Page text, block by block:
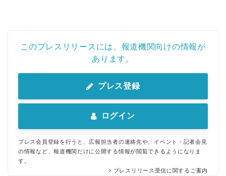
このプレスリリースには、報道機関向けの情報が
あります。
プレス登録
ログイン
プレス会員登録を行うと、広報担当者の連絡先や、イベント・記者会見
の情報など、報道機関だけに公開する情報が閲覧できるようになりま
す。
プレスリリース受信に関するご案内